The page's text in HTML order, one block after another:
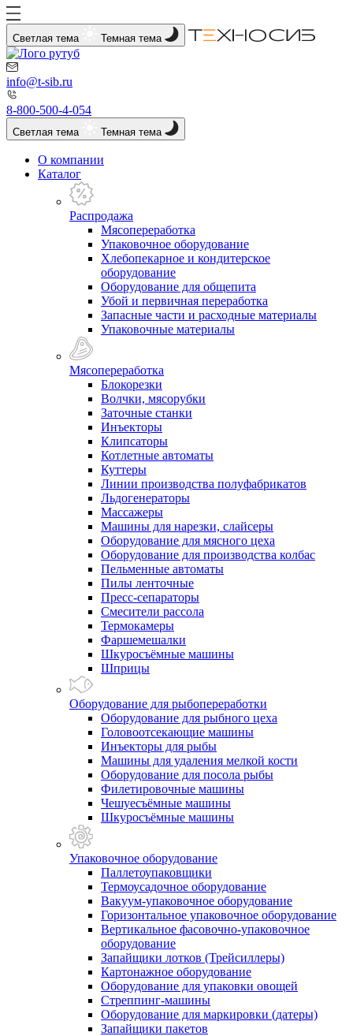
Светлая тема Темная тема
info@t-sib.ru
8-800-500-4-054
Светлая тема Темная тема
О компании
Каталог
Распродажа
Мясопереработка
Упаковочное оборудование
Хлебопекарное и кондитерское
оборудование
Оборудование для общепита
Убой и первичная переработка
Запасные части и расходные материалы
Упаковочные материалы
Мясопереработка
Блокорезки
Волчки, мясорубки
Заточные станки
Инъекторы
Клипсаторы
Котлетные автоматы
Куттеры
Линии производства полуфабрикатов
Льдогенераторы
Массажеры
Машины для нарезки, слайсеры
Оборудование для мясного цеха
Оборудование для производства колбас
Пельменные автоматы
Пилы ленточные
Пресс-сепараторы
Смесители рассола
Термокамеры
Фаршемешалки
Шкуросъёмные машины
Шприцы
Оборудование для рыбопереработки
Оборудование для рыбного цеха
Головоотсекающие машины
Инъекторы для рыбы
Машины для удаления мелкой кости
Оборудование для посола рыбы
Филетировочные машины
Чешуесъёмные машины
Шкуросъёмные машины
Упаковочное оборудование
Паллетоупаковщики
Термоусадочное оборудование
Вакуум-упаковочное оборудование
Горизонтальное упаковочное оборудование
Вертикальное фасовочно-упаковочное
оборудование
Запайщики лотков (Трейсиллеры)
Картонажное оборудование
Оборудование для упаковки овощей
Стреппинг-машины
Оборудование для маркировки (датеры)
Запайщики пакетов